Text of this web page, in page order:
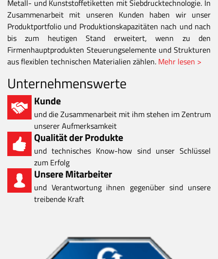
Metall- und Kunststoffetiketten mit Siebdrucktechnologie. In
Zusammenarbeit mit unseren Kunden haben wir unser
Produktportfolio und Produktionskapazitäten nach und nach
bis zum heutigen Stand erweitert, wenn zu den
Firmenhauptprodukten Steuerungselemente und Strukturen
aus flexiblen technischen Materialien zählen. Mehr lesen >
Unternehmenswerte
Kunde
und die Zusammenarbeit mit ihm stehen im Zentrum
unserer Aufmerksamkeit
Qualität der Produkte
und technisches Know-how sind unser Schlüssel
zum Erfolg
Unsere Mitarbeiter
und Verantwortung ihnen gegenüber sind unsere
treibende Kraft